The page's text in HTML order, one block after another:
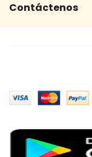
Contáctenos